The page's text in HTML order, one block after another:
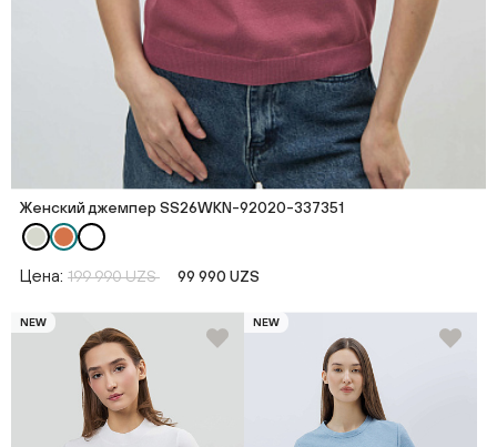
Женский джемпер SS26WKN-92020-337351
Цена: 199 990 UZS 99 990 UZS
NEW NEW